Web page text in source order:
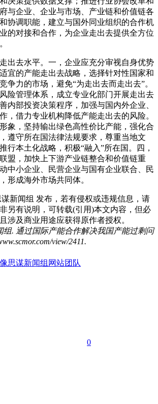
与企业、企业与市场、产业链和价值链各
协调职能，建立与国外同业组织的合作机
的对接和合作，为企业走出去提供全方位
出去水平。一，企业应充分审视自身优势
宜的产能走出去战略，选择针对性国家和
争力的市场，避免“为走出去而走出去”。
险管理体系，成立专业化部门开展走出去
内部投资决策程序，加强与国内外企业、
，借力专业机构降低产能走出去的风险。
象，坚持输出绿色高性价比产能，强化合
遵守所在国法律法规要求，尊重当地文
行本土化战略，积极“融入”所在国。四，
盟，加快上下游产业链整合和价值链重
中小企业、民营企业与国有企业联合、民
形成海外市场共同体。
谋新闻组 发布，若有侵权或违规信息，请
另有说明，可转载(引用)本文内容，但必
涉及商业用途应获得原作者授权。
组. 通过国际产能合作解决我国产能过剩问
view/2411.
思谋新闻组 网站团队
0